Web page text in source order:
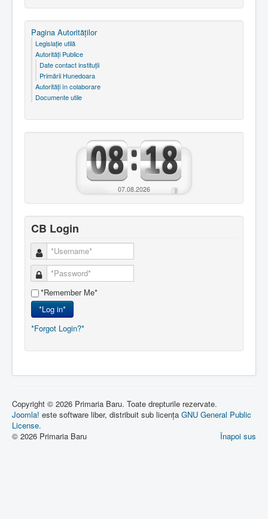
Pagina Autorităţilor
Legislaţie utilă
Autorităţi Publice
Date contact instituţii
Primării Hunedoara
Autorităţi în colaborare
Documente utile
07.08.2026
CB Login
*Remember Me*
*Log in*
*Forgot Login?*
Copyright © 2026 Primaria Baru. Toate drepturile rezervate.
Joomla! este software liber, distribuit sub licența GNU General Public
License.
Înapoi sus
© 2026 Primaria Baru